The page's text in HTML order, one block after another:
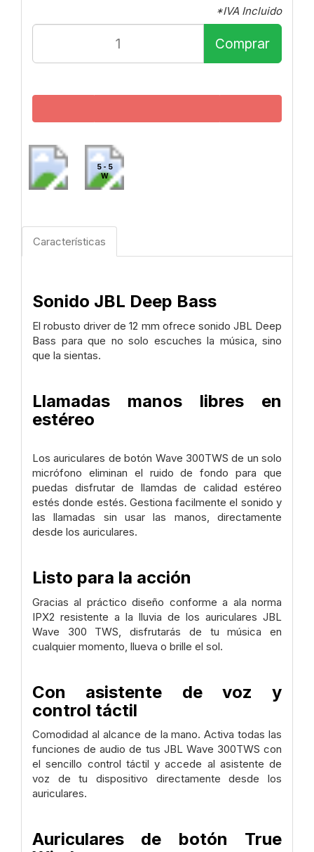
*IVA Incluido
Comprar
5 - 5
W
Características
Sonido JBL Deep Bass
El robusto driver de 12 mm ofrece sonido JBL Deep
Bass para que no solo escuches la música, sino
que la sientas.
Llamadas manos libres en
estéreo
Los auriculares de botón Wave 300TWS de un solo
micrófono eliminan el ruido de fondo para que
puedas disfrutar de llamdas de calidad estéreo
estés donde estés. Gestiona facilmente el sonido y
las llamadas sin usar las manos, directamente
desde los auriculares.
Listo para la acción
Gracias al práctico diseño conforme a ala norma
IPX2 resistente a la lluvia de los auriculares JBL
Wave 300 TWS, disfrutarás de tu música en
cualquier momento, llueva o brille el sol.
Con asistente de voz y
control táctil
Comodidad al alcance de la mano. Activa todas las
funciones de audio de tus JBL Wave 300TWS con
el sencillo control táctil y accede al asistente de
voz de tu dispositivo directamente desde los
auriculares.
Auriculares de botón True